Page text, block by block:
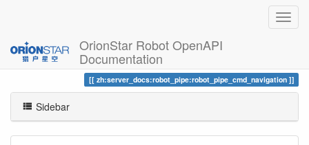
OrionStar Robot OpenAPI
Documentation
Trace 导航到指定点位指令
zh:server_docs:robot_pipe:robot_pipe_cmd_navigation
Sidebar